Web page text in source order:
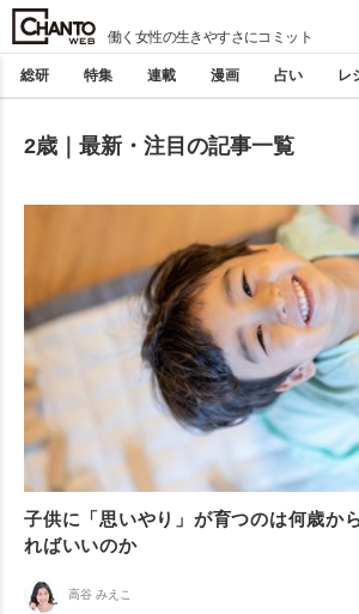
働く女性の生きやすさにコミット
総研 特集 連載 漫画 占い レ
2歳｜最新・注目の記事一覧
子供に「思いやり」が育つのは何歳か
ればいいのか
高谷 みえこ